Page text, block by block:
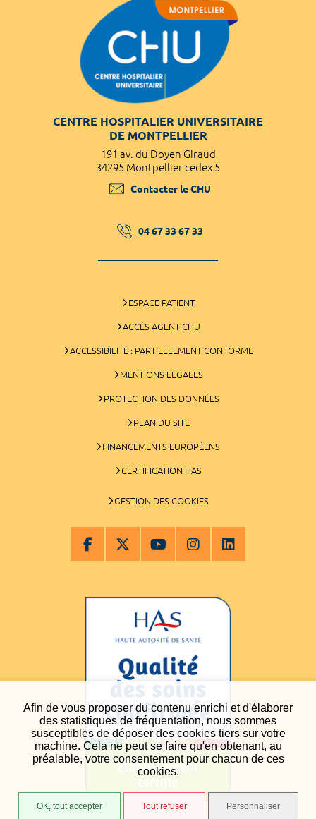
Afin de vous proposer du contenu enrichi et d'élaborer
des statistiques de fréquentation, nous sommes
susceptibles de déposer des cookies tiers sur votre
machine. Cela ne peut se faire qu'en obtenant, au
préalable, votre consentement pour chacun de ces
cookies.
OK, tout accepter Tout refuser Personnaliser
CENTRE HOSPITALIER UNIVERSITAIRE
DE MONTPELLIER
191 av. du Doyen Giraud
34295 Montpellier cedex 5
Contacter le CHU
04 67 33 67 33
ESPACE PATIENT
ACCÈS AGENT CHU
ACCESSIBILITÉ : PARTIELLEMENT CONFORME
MENTIONS LÉGALES
PROTECTION DES DONNÉES
PLAN DU SITE
FINANCEMENTS EUROPÉENS
CERTIFICATION HAS
GESTION DES COOKIES